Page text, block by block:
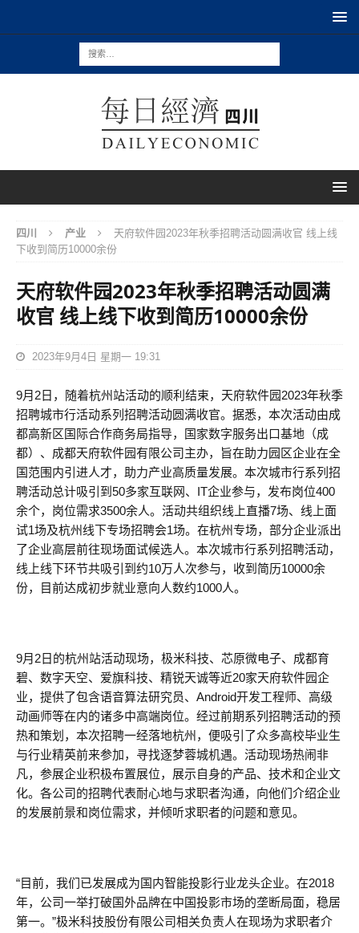
四川 产业
天府软件园2023年秋季招聘活动圆满收官 线上线
下收到简历10000余份
天府软件园2023年秋季招聘活动圆满
收官 线上线下收到简历10000余份
2023年9月4日 星期一 19:31
9月2日，随着杭州站活动的顺利结束，天府软件园2023年秋季
招聘城市行活动系列招聘活动圆满收官。据悉，本次活动由成
都高新区国际合作商务局指导，国家数字服务出口基地（成
都）、成都天府软件园有限公司主办，旨在助力园区企业在全
国范围内引进人才，助力产业高质量发展。本次城市行系列招
聘活动总计吸引到50多家互联网、IT企业参与，发布岗位400
余个，岗位需求3500余人。活动共组织线上直播7场、线上面
试1场及杭州线下专场招聘会1场。在杭州专场，部分企业派出
了企业高层前往现场面试候选人。本次城市行系列招聘活动，
线上线下环节共吸引到约10万人次参与，收到简历10000余
份，目前达成初步就业意向人数约1000人。
9月2日的杭州站活动现场，极米科技、芯原微电子、成都育
碧、数字天空、爱旗科技、精锐天诚等近20家天府软件园企
业，提供了包含语音算法研究员、Android开发工程师、高级
动画师等在内的诸多中高端岗位。经过前期系列招聘活动的预
热和策划，本次招聘一经落地杭州，便吸引了众多高校毕业生
与行业精英前来参加，寻找逐梦蓉城机遇。活动现场热闹非
凡，参展企业积极布置展位，展示自身的产品、技术和企业文
化。各公司的招聘代表耐心地与求职者沟通，向他们介绍企业
的发展前景和岗位需求，并倾听求职者的问题和意见。
“目前，我们已发展成为国内智能投影行业龙头企业。在2018
年，公司一举打破国外品牌在中国投影市场的垄断局面，稳居
第一。”极米科技股份有限公司相关负责人在现场为求职者介